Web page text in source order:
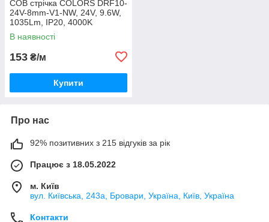
СОВ стрічка COLORS DRF10-
24V-8mm-V1-NW, 24V, 9.6W,
1035Lm, IP20, 4000K
В наявності
153 ₴/м
Купити
Про нас
92% позитивних з 215 відгуків за рік
Працює з 18.05.2022
м. Київ
вул. Київська, 243а, Бровари, Україна, Київ, Україна
Контакти